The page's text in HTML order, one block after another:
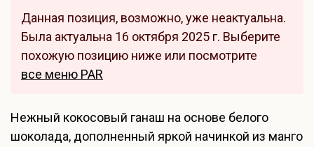
Данная позиция, возможно, уже неактуальна.
Была актуальна 16 октября 2025 г. Выберите
похожую позицию ниже или посмотрите
все меню PAR
Нежный кокосовый ганаш на основе белого
шоколада, дополненный яркой начинкой из манго